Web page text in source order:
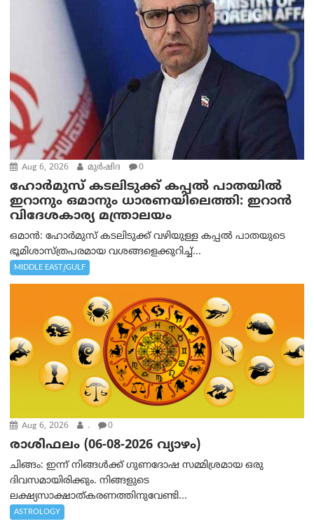
Aug 6, 2026 മുര്‍ഷിദ 0
ഹോർമുസ് കടലിടുക്ക് കപ്പൽ പാതയിൽ
ഇറാനും ഒമാനും ധാരണയിലെത്തി: ഇറാൻ
വിദേശകാര്യ മന്ത്രാലയം
ഒമാന്‍: ഹോർമുസ് കടലിടുക്ക് വഴിയുള്ള കപ്പൽ പാതയുടെ
ഭൂമിശാസ്ത്രപരമായ വശങ്ങളെക്കുറിച്ച്...
MIDDLE EAST/GULF
Aug 6, 2026 . 0
രാശിഫലം (06-08-2026 വ്യാഴം)
ചിങ്ങം: ഇന്ന് നിങ്ങൾക്ക് ഗുണദോഷ സമ്മിശ്രമായ ഒരു
ദിവസമായിരിക്കും. നിങ്ങളുടെ
ലക്ഷ്യസാക്ഷാത്കരണത്തിനുവേണ്ടി...
ASTROLOGY